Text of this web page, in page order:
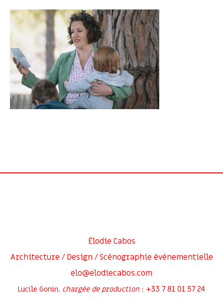
Élodie Cabos
Architecture / Design / Scénographie événementielle
elo@elodiecabos.com
Lucile Gonin, chargée de production : +33 7 81 01 57 24